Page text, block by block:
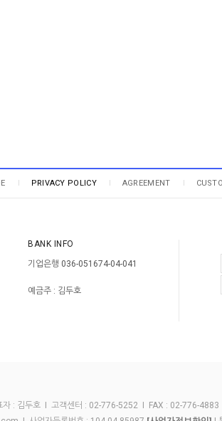
PRIVACY POLICY AGREEMENT
BANK INFO
기업은행 036-051674-04-041
예금주 : 김두호
자 : 김두호 I 고객센터 : 02-776-5252 I FAX : 02-776-4883